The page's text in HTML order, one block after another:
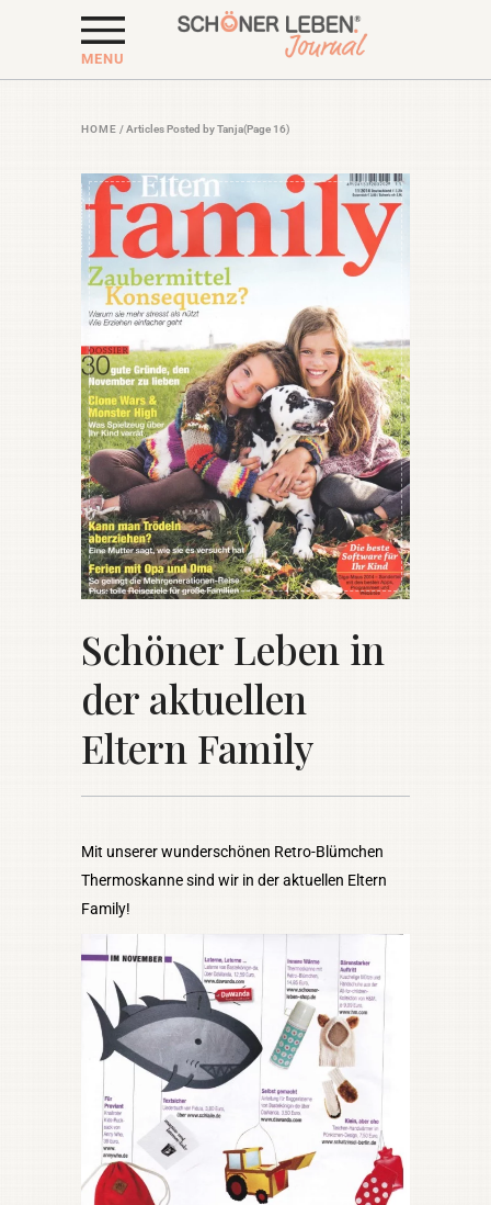
MENU
HOME /Articles Posted by Tanja(Page 16)
Schöner Leben in
der aktuellen
Eltern Family
Mit unserer wunderschönen Retro-Blümchen
Thermoskanne sind wir in der aktuellen Eltern
Family!